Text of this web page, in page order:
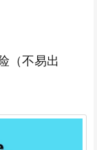
（不易出